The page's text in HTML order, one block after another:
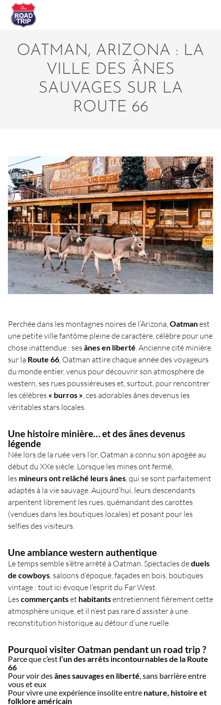
OATMAN, ARIZONA : LA
VILLE DES ÂNES
SAUVAGES SUR LA
ROUTE 66
Perchée dans les montagnes noires de l’Arizona, Oatmanest
une petite ville fantôme pleine de caractère, célèbre pour une
chose inattendue : ses ânes en liberté . Ancienne cité minière
sur la Route 66 , Oatman attire chaque année des voyageurs
du monde entier, venus pour découvrir son atmosphère de
western, ses rues poussiéreuses et, surtout, pour rencontrer
les célèbres « burros » , ces adorables ânes devenus les
véritables stars locales.
Une histoire minière… et des ânes devenus
légende
Née lors de la ruée vers l’or, Oatman a connu son apogée au
début du XXe siècle. Lorsque les mines ont fermé,
les mineurs ont relâché leurs ânes , qui se sont parfaitement
adaptés à la vie sauvage. Aujourd’hui, leurs descendants
arpentent librement les rues, quémandant des carottes
(vendues dans les boutiques locales) et posant pour les
selfies des visiteurs.
Une ambiance western authentique
Le temps semble s’être arrêté à Oatman. Spectacles deduels
de cowboys , saloons d’époque, façades en bois, boutiques
vintage : tout ici évoque l’esprit du Far West.
Les commerçantset habitantsentretiennent fièrement cette
atmosphère unique, et il n’est pas rare d’assister à une
reconstitution historique au détour d’une ruelle.
Pourquoi visiter Oatman pendant un road trip ?
Parce que c’est l’un des arrêts incontournables de la Route
66
Pour voir desânes sauvages en liberté , sans barrière entre
vous et eux
Pour vivre une expérience insolite entre nature, histoire et
folklore américain